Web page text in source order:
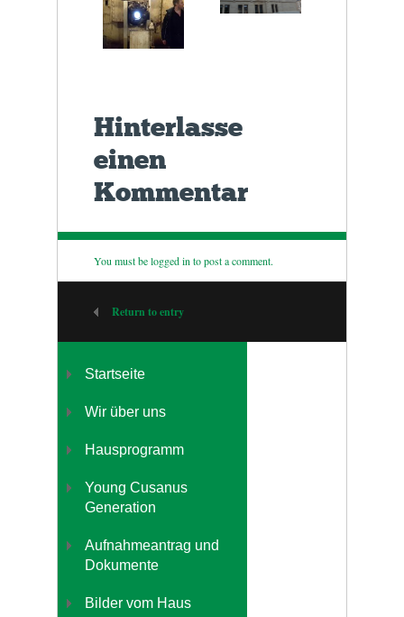
Hinterlasse
einen
Kommentar
You must belogged in to post a comment.
Return to entry
Startseite
Wir über uns
Hausprogramm
Young Cusanus
Generation
Aufnahmeantrag und
Dokumente
Bilder vom Haus